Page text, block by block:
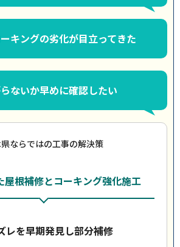
キングの劣化が目立ってきた
ないか早めに確認したい
ならではの工事の解決策
屋根補修とコーキング強化施工
レを早期発見し部分補修